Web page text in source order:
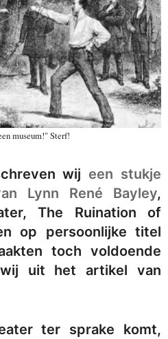
museum!" Sterf!
wij een stukje
Lynn René Bayley,
The Ruination of
op persoonlijke titel
toch voldoende
uit het artikel van
ter sprake komt,